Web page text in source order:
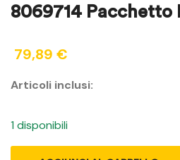
8069714 Pacchetto
79,89 €
Articoli inclusi:
1 disponibili